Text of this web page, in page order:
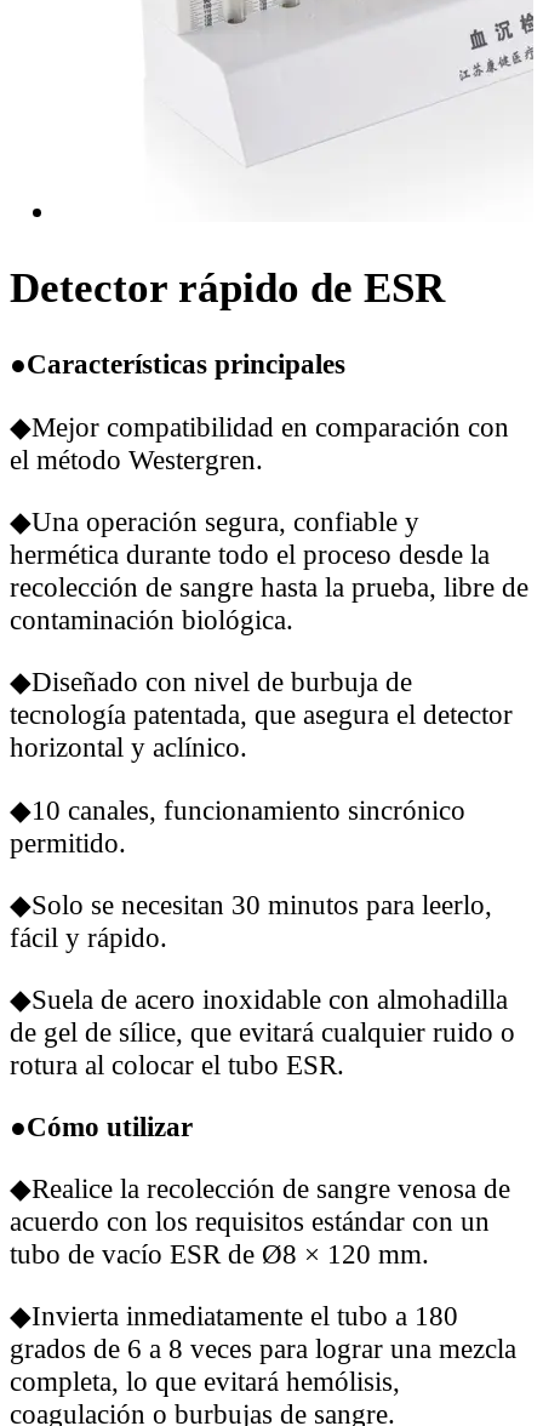
Detector rápido de ESR
●Características principales
◆Mejor compatibilidad en comparación con
el método Westergren.
◆Una operación segura, confiable y
hermética durante todo el proceso desde la
recolección de sangre hasta la prueba, libre de
contaminación biológica.
◆Diseñado con nivel de burbuja de
tecnología patentada, que asegura el detector
horizontal y aclínico.
◆10 canales, funcionamiento sincrónico
permitido.
◆Solo se necesitan 30 minutos para leerlo,
fácil y rápido.
◆Suela de acero inoxidable con almohadilla
de gel de sílice, que evitará cualquier ruido o
rotura al colocar el tubo ESR.
●Cómo utilizar
◆Realice la recolección de sangre venosa de
acuerdo con los requisitos estándar con un
tubo de vacío ESR de Ø8 × 120 mm.
◆Invierta inmediatamente el tubo a 180
grados de 6 a 8 veces para lograr una mezcla
completa, lo que evitará hemólisis,
coagulación o burbujas de sangre.